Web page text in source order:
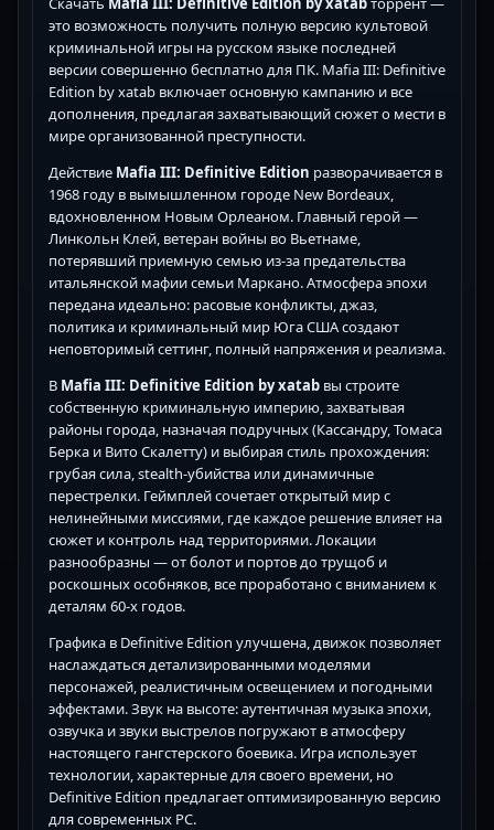
это возможность получить полную версию культовой
криминальной игры на русском языке последней
версии совершенно бесплатно для ПК. Mafia III: Definitive
Edition by xatab включает основную кампанию и все
дополнения, предлагая захватывающий сюжет о мести в
мире организованной преступности.
Действие Mafia III: Definitive Edition разворачивается в
1968 году в вымышленном городе New Bordeaux,
вдохновленном Новым Орлеаном. Главный герой —
Линкольн Клей, ветеран войны во Вьетнаме,
потерявший приемную семью из-за предательства
итальянской мафии семьи Маркано. Атмосфера эпохи
передана идеально: расовые конфликты, джаз,
политика и криминальный мир Юга США создают
неповторимый сеттинг, полный напряжения и реализма.
В Mafia III: Definitive Edition by xatab вы строите
собственную криминальную империю, захватывая
районы города, назначая подручных (Кассандру, Томаса
Берка и Вито Скалетту) и выбирая стиль прохождения:
грубая сила, stealth-убийства или динамичные
перестрелки. Геймплей сочетает открытый мир с
нелинейными миссиями, где каждое решение влияет на
сюжет и контроль над территориями. Локации
разнообразны — от болот и портов до трущоб и
роскошных особняков, все проработано с вниманием к
деталям 60-х годов.
Графика в Definitive Edition улучшена, движок позволяет
наслаждаться детализированными моделями
персонажей, реалистичным освещением и погодными
эффектами. Звук на высоте: аутентичная музыка эпохи,
озвучка и звуки выстрелов погружают в атмосферу
настоящего гангстерского боевика. Игра использует
технологии, характерные для своего времени, но
Definitive Edition предлагает оптимизированную версию
для современных PC.